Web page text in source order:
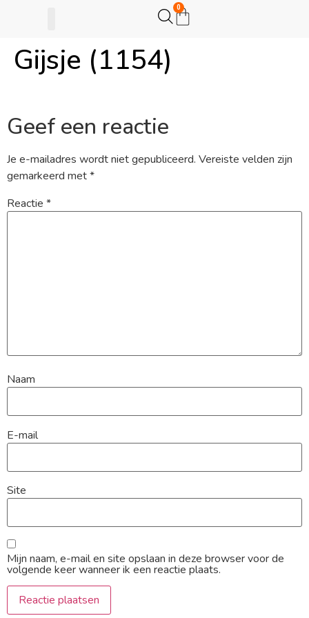
0
Gijsje (1154)
Geef een reactie
Je e-mailadres wordt niet gepubliceerd. Vereiste velden zijn
gemarkeerd met*
Reactie *
Naam
E-mail
Site
Mijn naam, e-mail en site opslaan in deze browser voor de
volgende keer wanneer ik een reactie plaats.